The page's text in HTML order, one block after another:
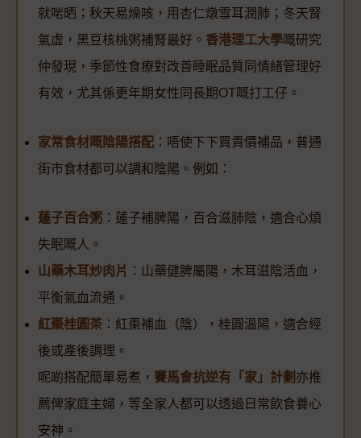
就啱晒；秋天易燥咳，用杏仁燉雪耳潤肺；冬天腎
氣虛，黑豆核桃粥補腎最好。 香港理工大學嘅研究
仲發現，季節性食療對改善睡眠品質同情緒管理好
有效，尤其係更年期女性同長期OT嘅打工仔。
家常食材嘅陰陽搭配 ：唔使下下買貴價補品，普通
街市食材都可以調和陰陽。例如：
蓮子百合粥 ：蓮子補脾陽，百合滋肺陰，適合心煩
失眠嘅人。
山藥木耳炒肉片 ：山藥健脾屬陽，木耳滋陰活血，
平衡氣血流通。
紅棗桂圓茶 ：紅棗補血（陰），桂圓溫陽，適合經
後或產後調理。
呢啲搭配簡單易煮， 賽馬會抗逆有「家」計劃 亦推
薦俾家庭主婦，等全家人都可以透過日常飲食養心
安神。